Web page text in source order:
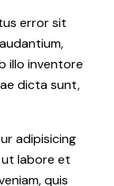
error sit
illo inventore
dicta sunt,
adipisicing
labore et
quis